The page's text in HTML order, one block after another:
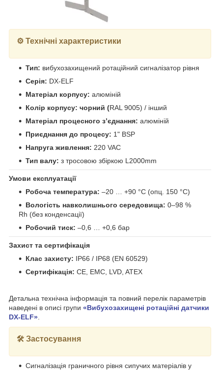
⚙️ Технічні характеристики
Тип: вибухозахищений ротаційний сигналізатор рівня
Серія: DX-ELF
Матеріал корпусу: алюміній
Колір корпусу: чорний (RAL 9005) / інший
Матеріал процесного з’єднання: алюміній
Приєднання до процесу: 1" BSP
Напруга живлення: 220 VAC
Тип валу: з тросовою збіркою L2000mm
Умови експлуатації
Робоча температура: –20 … +90 °C (опц. 150 °C)
Вологість навколишнього середовища: 0–98 %
Rh (без конденсації)
Робочий тиск: –0,6 … +0,6 бар
Захист та сертифікація
Клас захисту: IP66 / IP68 (EN 60529)
Сертифікація: CE, EMC, LVD, ATEX
Детальна технічна інформація та повний перелік параметрів
наведені в описі групи «Вибухозахищені ротаційні датчики
DX-ELF».
🛠️ Застосування
Сигналізація граничного рівня сипучих матеріалів у